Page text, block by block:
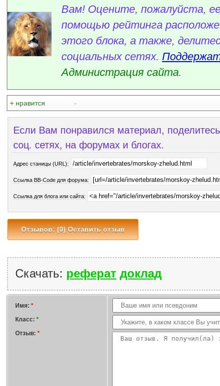
Вам! Оцените, пожалуйста,
помощью рейтинга
этого блока, а также,
социальных сетях.
Администрация сайта.
+ нравится -
Если Вам понравился материал,
соц. сетях, на форумах и блогах.
Адрес станицы (URL):
Ссылка BB-Code для форума:
Ссылка для блога или сайта:
Отзывов: (0) Оставить отзыв
Скачать: реферат доклад
Имя: *
Класс: *
Отзыв: *